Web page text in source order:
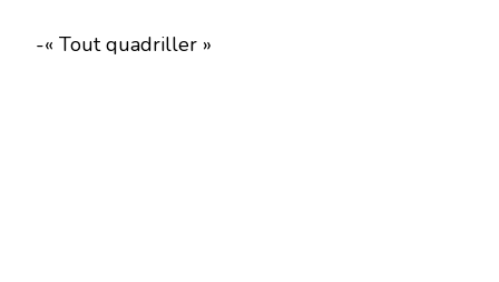
-« Tout quadriller »